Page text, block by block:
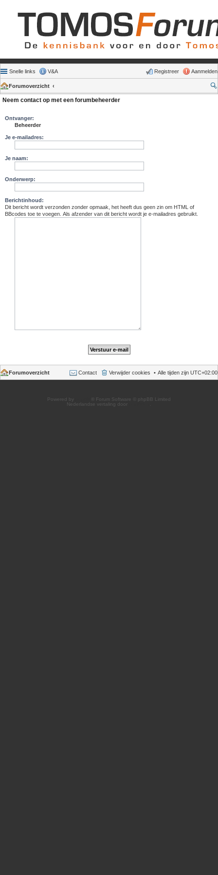
Snelle links V&A Aanmelden
Registreer
Forumoverzicht
Neem contact op met een forumbeheerder
Ontvanger:
Beheerder
Je e-mailadres:
Je naam:
Onderwerp:
Berichtinhoud:
Dit bericht wordt verzonden zonder opmaak, het heeft dus geen zin om HTML of
BBcodes toe te voegen. Als afzender van dit bericht wordt je e-mailadres gebruikt.
Forumoverzicht Alle tijden zijn UTC+02:00
Verwijder cookies
Contact
Powered by
® Forum Software © phpBB Limited
Nederlandse vertaling door